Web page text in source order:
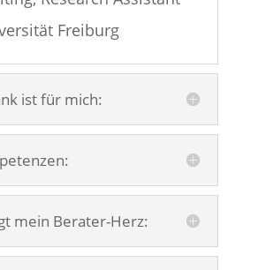
Freiburg
ist für mich:
mein Berater-Herz: